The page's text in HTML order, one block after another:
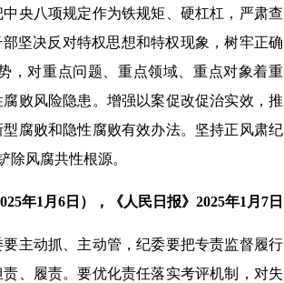
央八项规定作为铁规矩、硬杠杠，严肃查
坚决反对特权思想和特权现象，树牢正确
，对重点问题、重点领域、重点对象着重
败风险隐患。增强以案促改促治实效，推
腐败和隐性腐败有效办法。坚持正风肃纪
除风腐共性根源。
年1月6日），《人民日报》2025年1月7日
主动抓、主动管，纪委要把专责监督履行
、履责。要优化责任落实考评机制，对失